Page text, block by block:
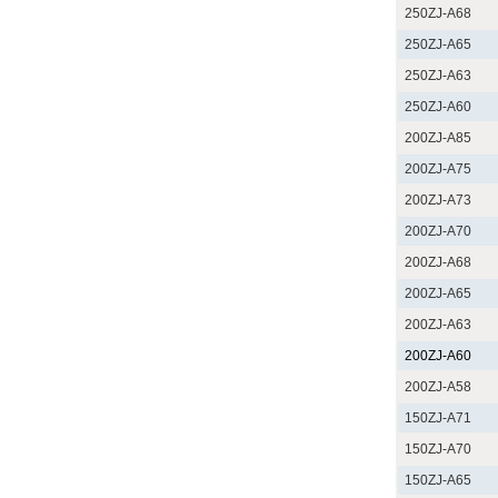
250ZJ-A68
250ZJ-A65
250ZJ-A63
250ZJ-A60
200ZJ-A85
200ZJ-A75
200ZJ-A73
200ZJ-A70
200ZJ-A68
200ZJ-A65
200ZJ-A63
200ZJ-A60
200ZJ-A58
150ZJ-A71
150ZJ-A70
150ZJ-A65